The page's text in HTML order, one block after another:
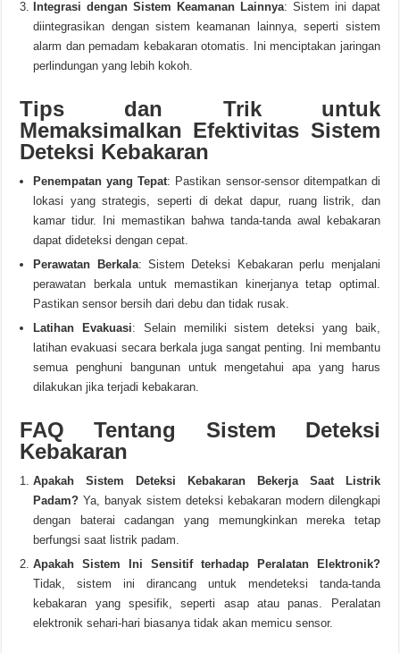
Integrasi dengan Sistem Keamanan Lainnya: Sistem ini dapat
diintegrasikan dengan sistem keamanan lainnya, seperti sistem
alarm dan pemadam kebakaran otomatis. Ini menciptakan jaringan
perlindungan yang lebih kokoh.
Tips dan Trik untuk
Memaksimalkan Efektivitas Sistem
Deteksi Kebakaran
Penempatan yang Tepat: Pastikan sensor-sensor ditempatkan di
lokasi yang strategis, seperti di dekat dapur, ruang listrik, dan
kamar tidur. Ini memastikan bahwa tanda-tanda awal kebakaran
dapat dideteksi dengan cepat.
Perawatan Berkala: Sistem Deteksi Kebakaran perlu menjalani
perawatan berkala untuk memastikan kinerjanya tetap optimal.
Pastikan sensor bersih dari debu dan tidak rusak.
Latihan Evakuasi: Selain memiliki sistem deteksi yang baik,
latihan evakuasi secara berkala juga sangat penting. Ini membantu
semua penghuni bangunan untuk mengetahui apa yang harus
dilakukan jika terjadi kebakaran.
FAQ Tentang Sistem Deteksi
Kebakaran
Apakah Sistem Deteksi Kebakaran Bekerja Saat Listrik
Padam? Ya, banyak sistem deteksi kebakaran modern dilengkapi
dengan baterai cadangan yang memungkinkan mereka tetap
berfungsi saat listrik padam.
Apakah Sistem Ini Sensitif terhadap Peralatan Elektronik?
Tidak, sistem ini dirancang untuk mendeteksi tanda-tanda
kebakaran yang spesifik, seperti asap atau panas. Peralatan
elektronik sehari-hari biasanya tidak akan memicu sensor.